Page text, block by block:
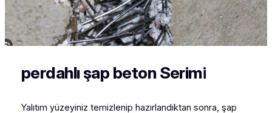
perdahlı şap beton Serimi
Yalıtım yüzeyiniz temizlenip hazırlandıktan sonra, şap